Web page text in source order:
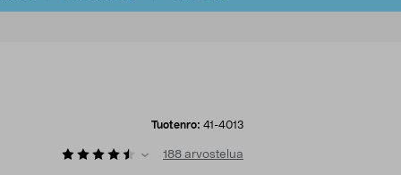
Tuotenro: 41-4013
188 arvostelua